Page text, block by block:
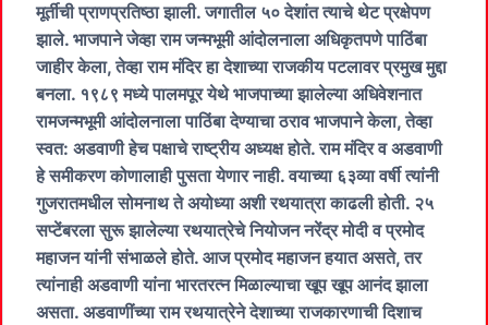
मूर्तीची प्राणप्रतिष्ठा झाली. जगातील ५० देशांत त्याचे थेट प्रक्षेपण
झाले. भाजपाने जेव्हा राम जन्मभूमी आंदोलनाला अधिकृतपणे पाठिंबा
जाहीर केला, तेव्हा राम मंदिर हा देशाच्या राजकीय पटलावर प्रमुख मुद्दा
बनला. १९८९ मध्ये पालमपूर येथे भाजपाच्या झालेल्या अधिवेशनात
रामजन्मभूमी आंदोलनाला पाठिंबा देण्याचा ठराव भाजपाने केला, तेव्हा
स्वत: अडवाणी हेच पक्षाचे राष्ट्रीय अध्यक्ष होते. राम मंदिर व अडवाणी
हे समीकरण कोणालाही पुसता येणार नाही. वयाच्या ६३व्या वर्षी त्यांनी
गुजरातमधील सोमनाथ ते अयोध्या अशी रथयात्रा काढली होती. २५
सप्टेंबरला सुरू झालेल्या रथयात्रेचे नियोजन नरेंद्र मोदी व प्रमोद
महाजन यांनी संभाळले होते. आज प्रमोद महाजन हयात असते, तर
त्यांनाही अडवाणी यांना भारतरत्न मिळाल्याचा खूप खूप आनंद झाला
असता. अडवाणींच्या राम रथयात्रेने देशाच्या राजकारणाची दिशाच